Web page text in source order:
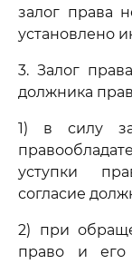
залог права
установлено
3. Залог
должника
1) в силу
уступки
согласие
2) при
право и его